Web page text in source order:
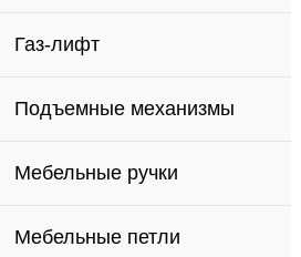
Газ-лифт
Подъемные механизмы
Мебельные ручки
Мебельные петли